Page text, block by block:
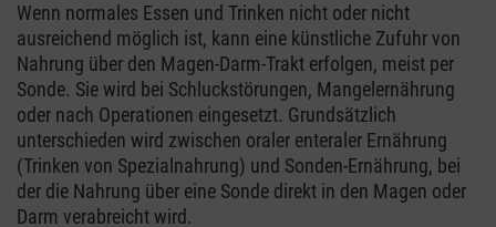
Wenn normales Essen und Trinken nicht oder nicht
ausreichend möglich ist, kann eine künstliche Zufuhr von
Nahrung über den Magen-Darm-Trakt erfolgen, meist per
Sonde. Sie wird bei Schluckstörungen, Mangelernährung
oder nach Operationen eingesetzt. Grundsätzlich
unterschieden wird zwischen oraler enteraler Ernährung
(Trinken von Spezialnahrung) und Sonden-Ernährung, bei
der die Nahrung über eine Sonde direkt in den Magen oder
Darm verabreicht wird.